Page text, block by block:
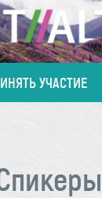
УЧАСТИЕ